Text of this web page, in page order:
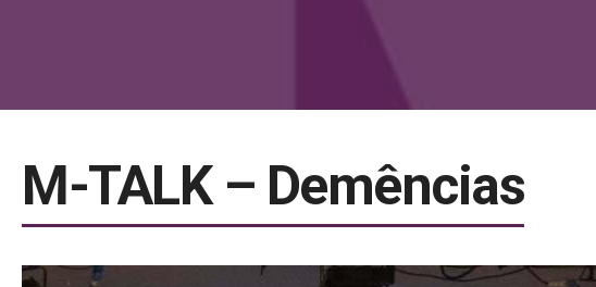
M-TALK – Demências